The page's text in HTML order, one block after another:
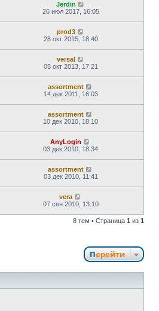
Jerdin
26 июл 2017, 16:05
prod3
28 окт 2015, 18:40
versal
05 окт 2013, 17:21
assortment
14 дек 2011, 16:03
assortment
10 дек 2010, 18:10
AnyLogin
03 дек 2010, 18:34
assortment
03 дек 2010, 11:41
vera
07 сен 2010, 13:10
8 тем • Страница 1 из 1
Перейти